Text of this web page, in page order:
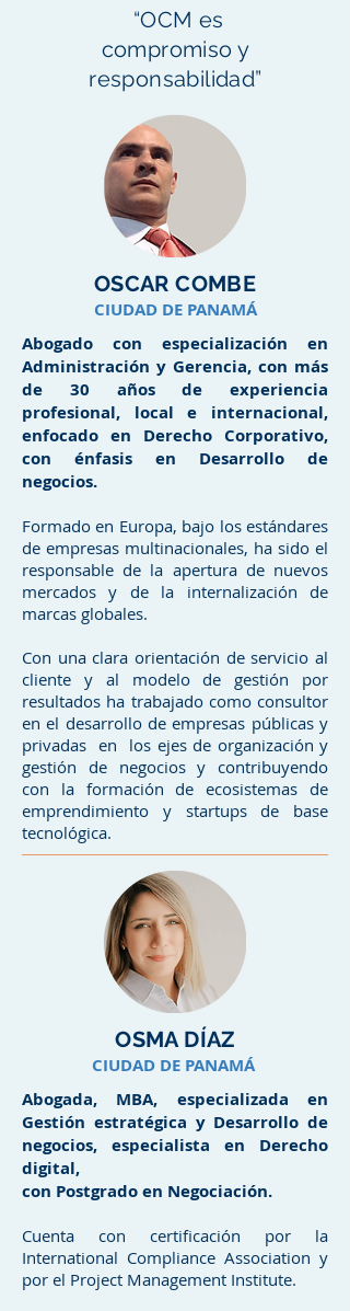
“OCM es
compromiso y
responsabilidad”
OSCAR COMBE
CIUDAD DE PANAMÁ
Abogado con especialización en
Administración y Gerencia, con más
de 30 años de experiencia
profesional, local e internacional,
enfocado en Derecho Corporativo,
con énfasis en Desarrollo de
negocios.
Formado en Europa, bajo los estándares
de empresas multinacionales, ha sido el
responsable de la apertura de nuevos
mercados y de la internalización de
marcas globales.
Con una clara orientación de servicio al
cliente y al modelo de gestión por
resultados ha trabajado como consultor
en el desarrollo de empresas públicas y
privadas en los ejes de organización y
gestión de negocios y contribuyendo
con la formación de ecosistemas de
emprendimiento y startups de base
tecnológica.
OSMA DÍAZ
CIUDAD DE PANAMÁ
Abogada, MBA, especializada en
Gestión estratégica y Desarrollo de
negocios, especialista en Derecho
digital,
con Postgrado en Negociación.
Cuenta con certificación por la
International Compliance Association y
por el Project Management Institute.